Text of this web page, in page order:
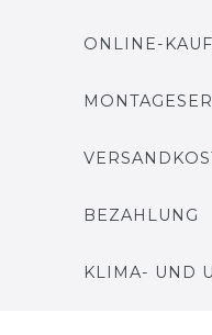
ONLINE-
BEZAHLUNG
KLIMA- UND